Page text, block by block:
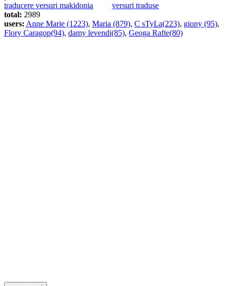
traducere versuri makidonia
versuri traduse
total: 2989
users: Anne Marie (1223), Maria (879), C sTyLa(223), giony (95),
Flory Caragop(94), damy levendi(85), Geoga Rafte(80)